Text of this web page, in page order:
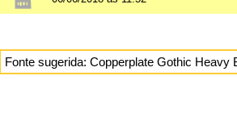
Fonte sugerida: Copperplate Gothic Heavy